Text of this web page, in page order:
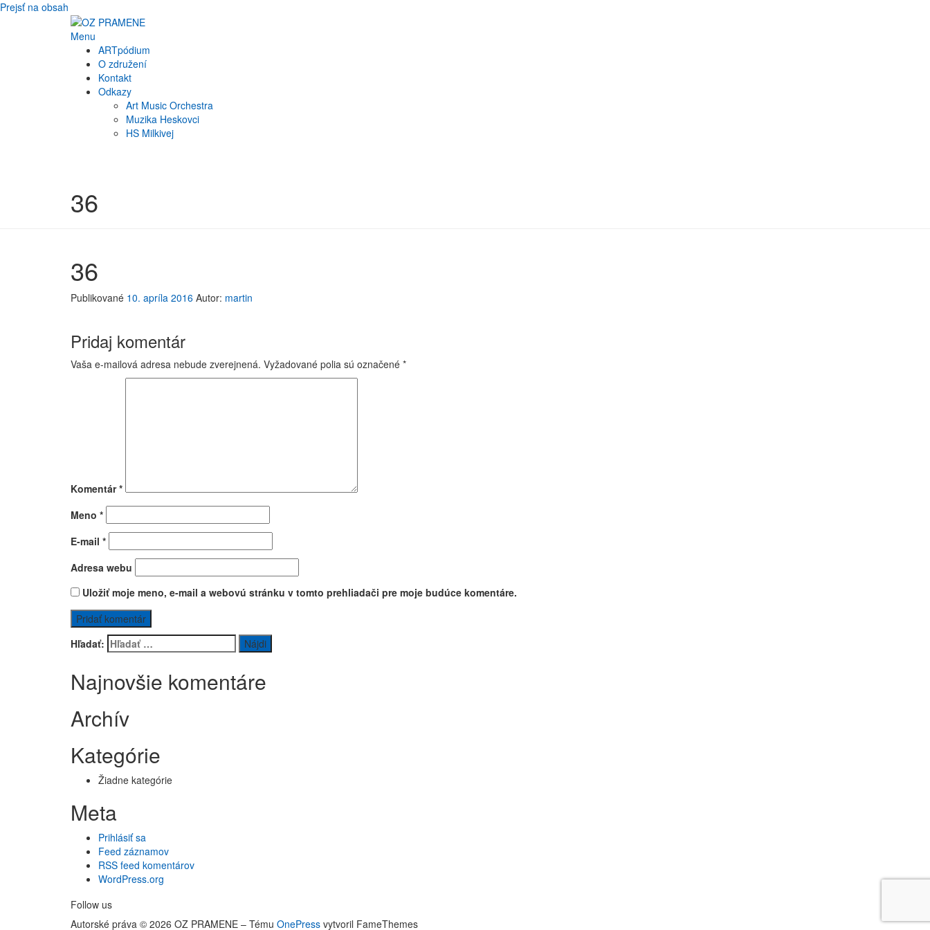
Prejsť na obsah
Menu
ARTpódium
O združení
Kontakt
Odkazy
Art Music Orchestra
Muzika Heskovci
HS Milkivej
36
36
Publikované 10. apríla 2016 Autor: martin
Pridaj komentár
Vaša e-mailová adresa nebude zverejnená. Vyžadované polia sú označené *
Komentár*
Meno *
E-mail *
Adresa webu
Uložiť moje meno, e-mail a webovú stránku v tomto prehliadači pre moje budúce komentáre.
Hľadať:
Najnovšie komentáre
Archív
Kategórie
Žiadne kategórie
Meta
Prihlásiť sa
Feed záznamov
RSS feed komentárov
WordPress.org
Follow us
Autorské práva © 2026 OZ PRAMENE – Tému OnePress vytvoril FameThemes